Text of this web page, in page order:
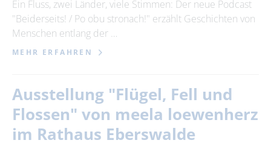
Ein Fluss, zwei Länder, viele Stimmen: Der neue Podcast
"Beiderseits! / Po obu stronach!" erzählt Geschichten von
Menschen entlang der …
MEHR ERFAHREN
Ausstellung "Flügel, Fell und
Flossen" von meela loewenherz
im Rathaus Eberswalde